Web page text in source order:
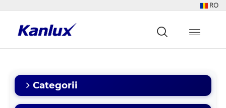
RO
główna
Categorii